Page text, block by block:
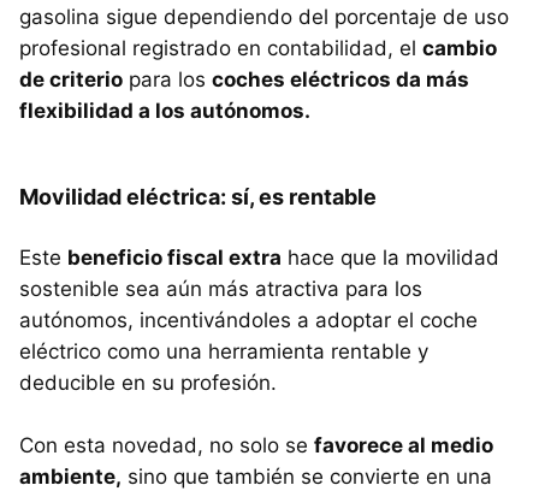
gasolina sigue dependiendo del porcentaje de uso
profesional registrado en contabilidad, el cambio
de criterio para los coches eléctricos da más
flexibilidad a los autónomos.
Movilidad eléctrica: sí, es rentable
Este beneficio fiscal extra hace que la movilidad
sostenible sea aún más atractiva para los
autónomos, incentivándoles a adoptar el coche
eléctrico como una herramienta rentable y
deducible en su profesión.
Con esta novedad, no solo se favorece al medio
ambiente, sino que también se convierte en una